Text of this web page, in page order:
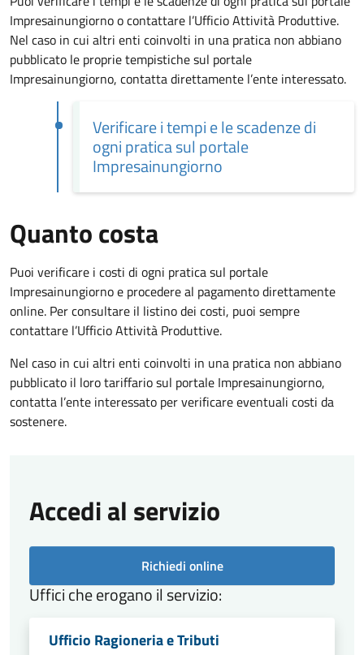
Impresainungiorno o contattare l’Ufficio Attività Produttive.
Nel caso in cui altri enti coinvolti in una pratica non abbiano
pubblicato le proprie tempistiche sul portale
Impresainungiorno, contatta direttamente l’ente interessato.
Verificare i tempi e le scadenze di
ogni pratica sul portale
Impresainungiorno
Quanto costa
Puoi verificare i costi di ogni pratica sul portale
Impresainungiorno e procedere al pagamento direttamente
online. Per consultare il listino dei costi, puoi sempre
contattare l’Ufficio Attività Produttive.
Nel caso in cui altri enti coinvolti in una pratica non abbiano
pubblicato il loro tariffario sul portale Impresainungiorno,
contatta l’ente interessato per verificare eventuali costi da
sostenere.
Accedi al servizio
Richiedi online
Uffici che erogano il servizio:
Ufficio Ragioneria e Tributi